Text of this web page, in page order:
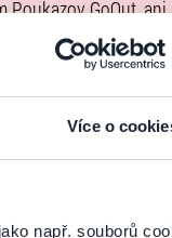
Více o
např. souborů
GoOut,
. Poukazy
nie je uvedené inak.
EÚ 2022/
, iba výrobky
informácie a